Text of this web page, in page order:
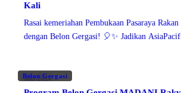
Kali
Rasai kemeriahan Pembukaan Pasaraya
dengan Belon Gergasi! 🎈✨ Jadikan
Belon Gergasi
Mei 2024